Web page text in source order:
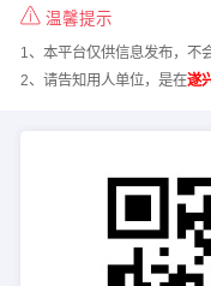
温馨提示
1、本平台仅供信息发布，不
2、请告知用人单位，是在遂